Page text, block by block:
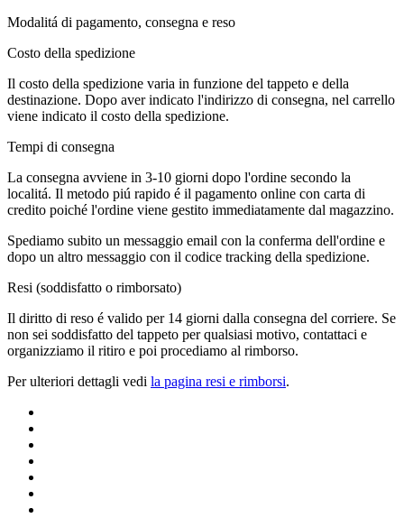
Modalitá di pagamento, consegna e reso
Costo della spedizione
Il costo della spedizione varia in funzione del tappeto e della
destinazione. Dopo aver indicato l'indirizzo di consegna, nel carrello
viene indicato il costo della spedizione.
Tempi di consegna
La consegna avviene in 3-10 giorni dopo l'ordine secondo la
localitá. Il metodo piú rapido é il pagamento online con carta di
credito poiché l'ordine viene gestito immediatamente dal magazzino.
Spediamo subito un messaggio email con la conferma dell'ordine e
dopo un altro messaggio con il codice tracking della spedizione.
Resi (soddisfatto o rimborsato)
Il diritto di reso é valido per 14 giorni dalla consegna del corriere. Se
non sei soddisfatto del tappeto per qualsiasi motivo, contattaci e
organizziamo il ritiro e poi procediamo al rimborso.
Per ulteriori dettagli vedi la pagina resi e rimborsi.